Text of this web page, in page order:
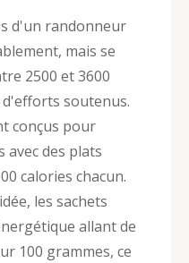
d'un randonneur
mais se
2500 et 3600
soutenus.
conçus pour
avec des plats
calories chacun.
les sachets
allant de
100 grammes, ce